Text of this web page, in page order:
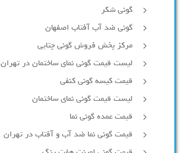
گونی شکر
گونی ضد آب آفتاب اصفهان
مرکز پخش فروش گونی چتایی
لیست قیمت گونی نمای ساختمان در تهران
قیمت کیسه گونی کنفی
لیست قیمت گونی نمای ساختمان
قیمت عمده گونی نما
قیمت گونی نما ضد آب و آفتاب در تهران